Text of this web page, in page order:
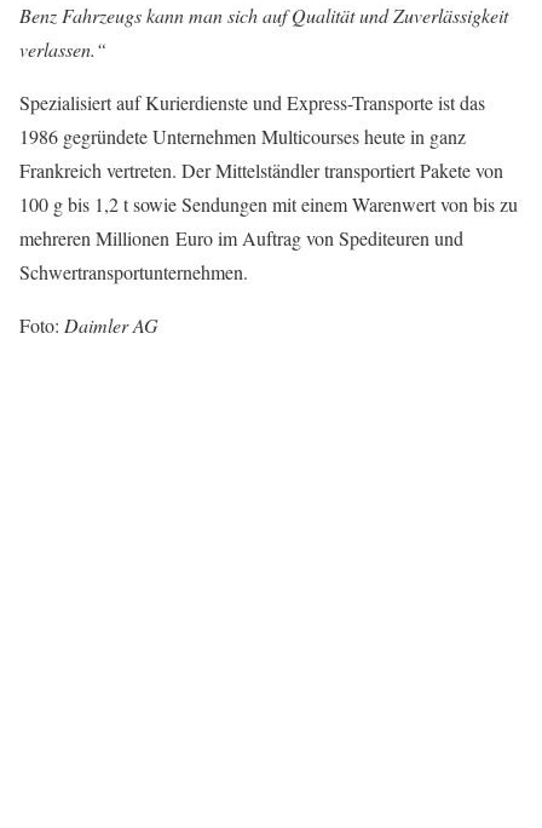
Benz Fahrzeugs kann man sich auf Qualität und Zuverlässigkeit
verlassen.“
Spezialisiert auf Kurierdienste und Express-Transporte ist das
1986 gegründete Unternehmen Multicourses heute in ganz
Frankreich vertreten. Der Mittelständler transportiert Pakete von
100 g bis 1,2 t sowie Sendungen mit einem Warenwert von bis zu
mehreren Millionen Euro im Auftrag von Spediteuren und
Schwertransportunternehmen.
Foto: Daimler AG